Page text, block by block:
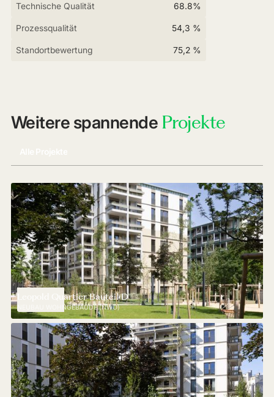
Technische Qualität 68.8%
Prozessqualität 54,3 %
Standortbewertung 75,2 %
Weitere spannende Projekte
Leopold Quartier Bauteil D
NEUBAU WOHNGEBÄUDE (NWO)